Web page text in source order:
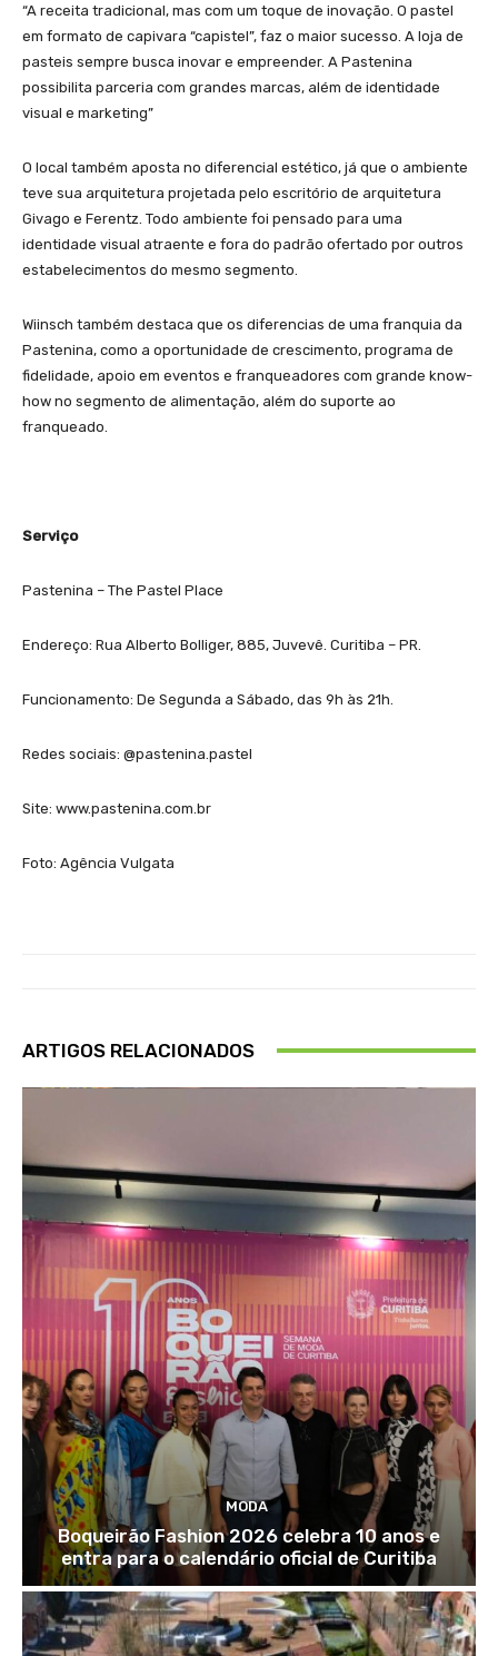
“A receita tradicional, mas com um toque de inovação. O pastel
em formato de capivara “capistel”, faz o maior sucesso. A loja de
pasteis sempre busca inovar e empreender. A Pastenina
possibilita parceria com grandes marcas, além de identidade
visual e marketing”
O local também aposta no diferencial estético, já que o ambiente
teve sua arquitetura projetada pelo escritório de arquitetura
Givago e Ferentz. Todo ambiente foi pensado para uma
identidade visual atraente e fora do padrão ofertado por outros
estabelecimentos do mesmo segmento.
Wiinsch também destaca que os diferencias de uma franquia da
Pastenina, como a oportunidade de crescimento, programa de
fidelidade, apoio em eventos e franqueadores com grande know-
how no segmento de alimentação, além do suporte ao
franqueado.
Serviço
Pastenina – The Pastel Place
Endereço: Rua Alberto Bolliger, 885, Juvevê. Curitiba – PR.
Funcionamento: De Segunda a Sábado, das 9h às 21h.
Redes sociais: @pastenina.pastel
Site: www.pastenina.com.br
Foto: Agência Vulgata
ARTIGOS RELACIONADOS
MODA
Boqueirão Fashion 2026 celebra 10 anos e
entra para o calendário oficial de Curitiba